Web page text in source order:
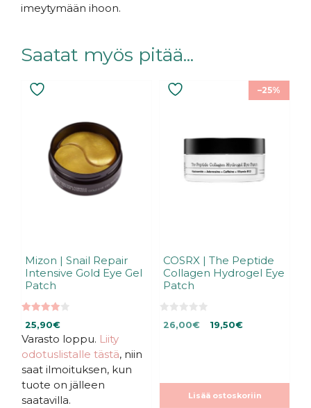
imeytymään ihoon.
Saatat myös pitää...
Mizon | Snail Repair
Intensive Gold Eye Gel
Patch
5:stä
25,90€
Varasto loppu. Liity
odotuslistalle tästä, niin
saat ilmoituksen, kun
tuote on jälleen
saatavilla.
–25%
COSRX | The Peptide
Collagen Hydrogel Eye
Patch
5Alkuperäinen
26,00€Nykyinen
19,50€
Lisää ostoskoriin